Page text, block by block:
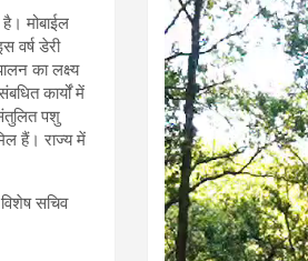
मोबाईल
वर्ष डेरी
का लक्ष्य
कार्यों में
पशु
हैं। राज्य में
सचिव